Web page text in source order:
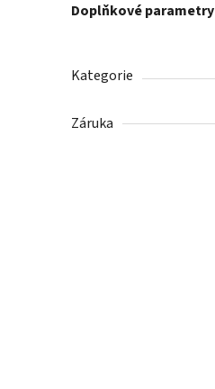
Doplňkové parametry
Kategorie
Záruka